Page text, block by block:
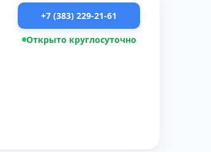
+7 (383) 229-21-61
Открыто круглосуточно